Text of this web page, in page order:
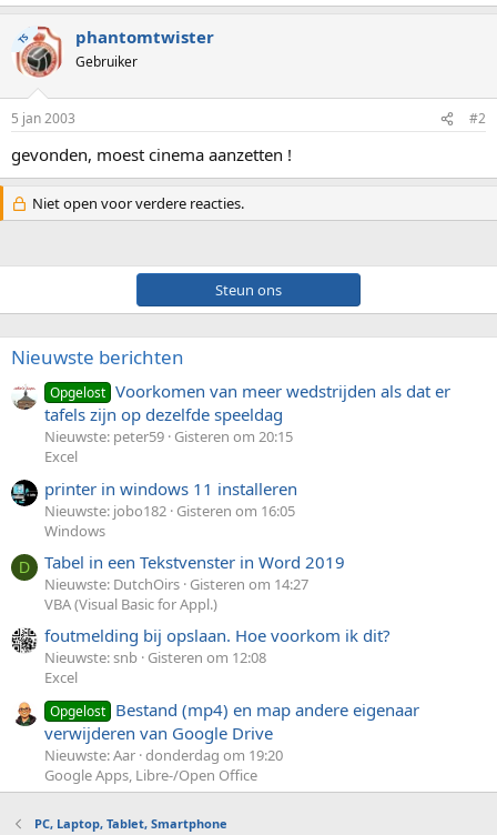
TS phantomtwister
Gebruiker
5 jan 2003 #2
gevonden, moest cinema aanzetten !
Niet open voor verdere reacties.
Steun ons
Nieuwste berichten
Opgelost Voorkomen van meer wedstrijden als dat er
tafels zijn op dezelfde speeldag
Nieuwste: peter59 Gisteren om 20:15
Excel
printer in windows 11 installeren
Nieuwste: jobo182 Gisteren om 16:05
Windows
D Tabel in een Tekstvenster in Word 2019
Nieuwste: DutchOirs Gisteren om 14:27
VBA (Visual Basic for Appl.)
foutmelding bij opslaan. Hoe voorkom ik dit?
Nieuwste: snb Gisteren om 12:08
Excel
Opgelost Bestand (mp4) en map andere eigenaar
verwijderen van Google Drive
Nieuwste: Aar donderdag om 19:20
Google Apps, Libre-/Open Office
PC, Laptop, Tablet, Smartphone